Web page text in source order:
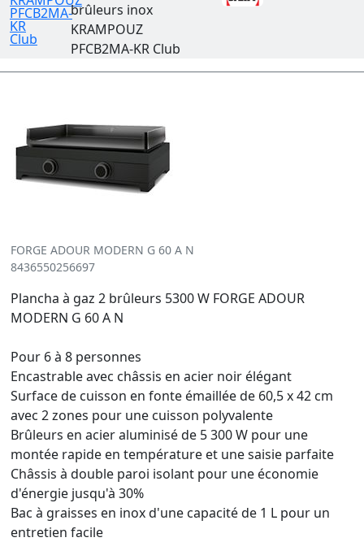
brûleurs inox
KRAMPOUZ
PFCB2MA-KR Club
FORGE ADOUR MODERN G 60 A N
8436550256697
Plancha à gaz 2 brûleurs 5300 W FORGE ADOUR
MODERN G 60 A N
Pour 6 à 8 personnes
Encastrable avec châssis en acier noir élégant
Surface de cuisson en fonte émaillée de 60,5 x 42 cm
avec 2 zones pour une cuisson polyvalente
Brûleurs en acier aluminisé de 5 300 W pour une
montée rapide en température et une saisie parfaite
Châssis à double paroi isolant pour une économie
d'énergie jusqu'à 30%
Bac à graisses en inox d'une capacité de 1 L pour un
entretien facile